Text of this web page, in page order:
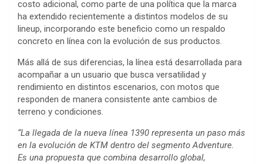
costo adicional, como parte de una política que la marca
ha extendido recientemente a distintos modelos de su
lineup, incorporando este beneficio como un respaldo
concreto en línea con la evolución de sus productos.
Más allá de sus diferencias, la línea está desarrollada para
acompañar a un usuario que busca versatilidad y
rendimiento en distintos escenarios, con motos que
responden de manera consistente ante cambios de
terreno y condiciones.
“La llegada de la nueva línea 1390 representa un paso más
en la evolución de KTM dentro del segmento Adventure.
Es una propuesta que combina desarrollo global,